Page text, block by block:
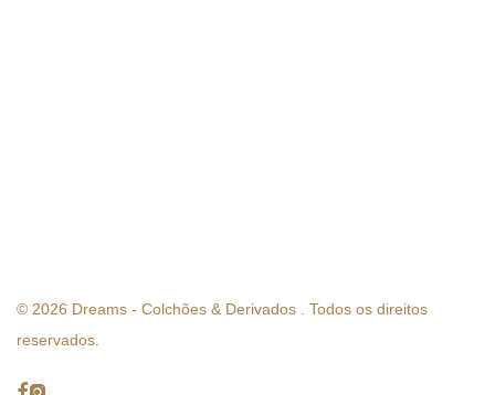
© 2026 Dreams - Colchões & Derivados . Todos os direitos
reservados.